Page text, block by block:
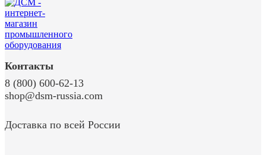
Контакты
8 (800) 600-62-13
shop@dsm-russia.com
Доставка по всей России